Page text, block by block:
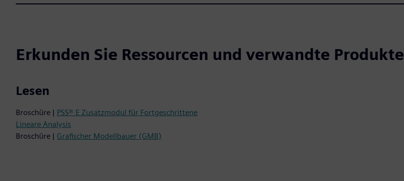
Erkunden Sie Ressourcen und verwandte Produkte
Lesen
Broschüre | PSS® E Zusatzmodul für Fortgeschrittene
Lineare Analysis
Broschüre | Grafischer Modellbauer (GMB)